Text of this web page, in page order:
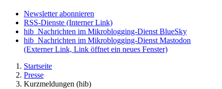
Newsletter abonnieren
RSS-Dienste (Interner Link)
hib_Nachrichten im Mikroblogging-Dienst BlueSky
hib_Nachrichten im Mikroblogging-Dienst Mastodon
(Externer Link, Link öffnet ein neues Fenster)
Startseite
Presse
Kurzmeldungen (hib)